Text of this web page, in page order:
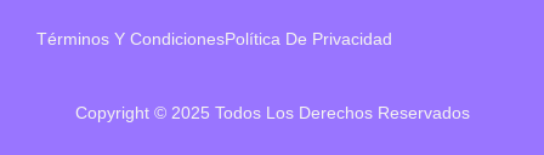
Copyright © 2025 Todos Los Derechos Reservados
Términos Y CondicionesPolítica De Privacidad